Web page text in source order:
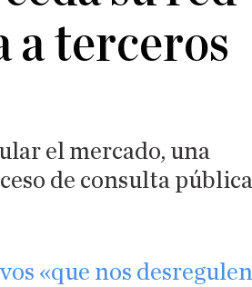
a terceros
el mercado, una
de consulta pública
«que nos desregulen